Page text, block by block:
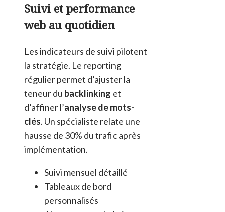
Suivi et performance
web au quotidien
Les indicateurs de suivi pilotent
la stratégie. Le reporting
régulier permet d’ajuster la
teneur du backlinking et
d’affiner l’analyse de mots-
clés. Un spécialiste relate une
hausse de 30% du trafic après
implémentation.
Suivi mensuel détaillé
Tableaux de bord
personnalisés